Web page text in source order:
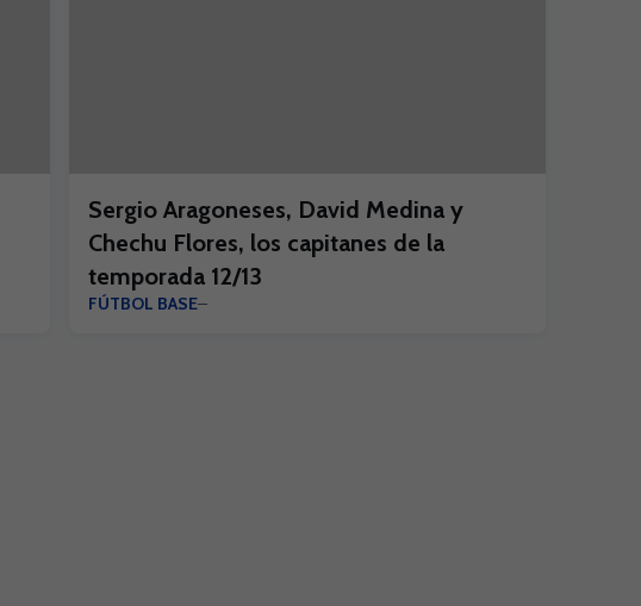
Sergio Aragoneses, David Medina y
Chechu Flores, los capitanes de la
temporada 12/13
FÚTBOL BASE